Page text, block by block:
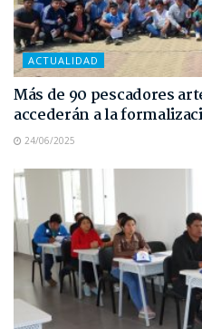
ACTUALIDAD
Más de 90 pescadores
accederán a la
24/06/2025